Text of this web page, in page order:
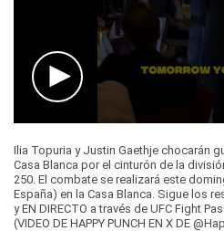
seconds
of
43
seconds
Ilia Topuria y Justin Gaethje chocarán
Casa Blanca por el cinturón de la
250. El combate se realizará este
España) en la Casa Blanca. Sigue los
y EN DIRECTO a través de UFC Fight
(VIDEO DE HAPPY PUNCH EN X DE